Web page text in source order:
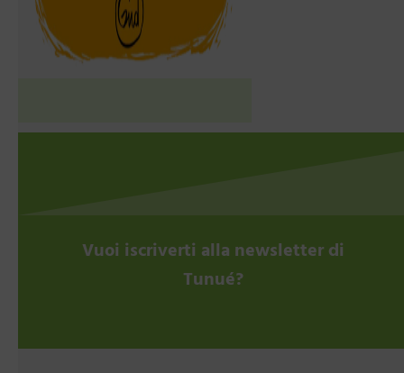
Vuoi iscriverti alla newsletter di
Tunué?